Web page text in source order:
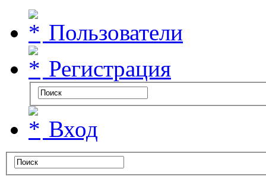
Пользователи
Регистрация
Вход